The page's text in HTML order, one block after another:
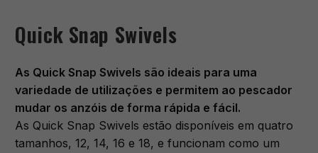
Quick Snap Swivels
As Quick Snap Swivels são ideais para uma
variedade de utilizações e permitem ao pescador
mudar os anzóis de forma rápida e fácil.
As Quick Snap Swivels estão disponíveis em quatro
tamanhos, 12, 14, 16 e 18, e funcionam como um